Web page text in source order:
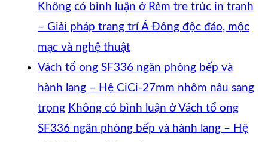
Không có bình luận ở Rèm tre trúc in tranh
– Giải pháp trang trí Á Đông độc đáo, mộc
mạc và nghệ thuật
Vách tổ ong SF336 ngăn phòng bếp và
hành lang – Hệ CiCi-27mm nhôm nâu sang
trọng Không có bình luận ở Vách tổ ong
SF336 ngăn phòng bếp và hành lang – Hệ